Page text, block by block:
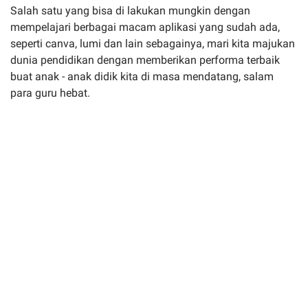
Salah satu yang bisa di lakukan mungkin dengan
mempelajari berbagai macam aplikasi yang sudah ada,
seperti canva, lumi dan lain sebagainya, mari kita majukan
dunia pendidikan dengan memberikan performa terbaik
buat anak - anak didik kita di masa mendatang, salam
para guru hebat.